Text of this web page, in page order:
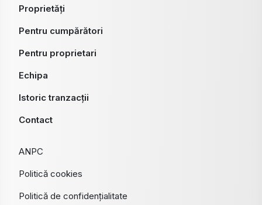
Proprietăți
Pentru cumpărători
Pentru proprietari
Echipa
Istoric tranzacții
Contact
ANPC
Politică cookies
Politică de confidențialitate